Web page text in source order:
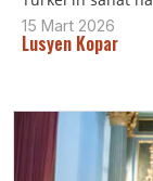
15 Mart 2026
Lusyen Kopar